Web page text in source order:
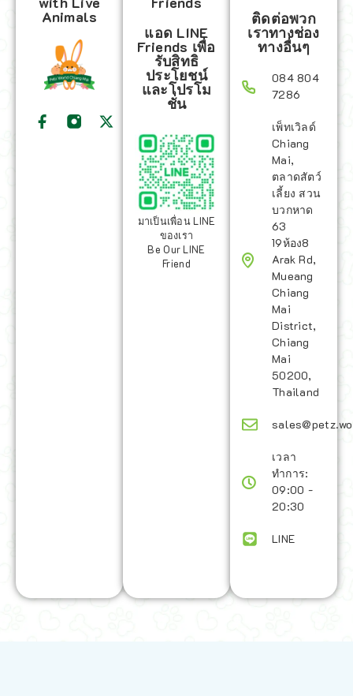
Animals
แอด LINE
Friends เพื่อ
รับสิทธิ
ประโยชน์
และโปรโม
ชั่น
มาเป็นเพื่อน LINE
ของเรา
Be Our LINE
Friend
ติดต่อพวก
เราทางช่อง
ทางอื่นๆ
084 804
7286
เพ็ทเวิลด์
Chiang
Mai,
ตลาดสัตว์
เลี้ยง สวน
บวกหาด
63
19ห้อง8
Arak Rd,
Mueang
Chiang
Mai
District,
Chiang
Mai
50200,
Thailand
เวลา
ทำการ:
09:00 -
20:30
LINE